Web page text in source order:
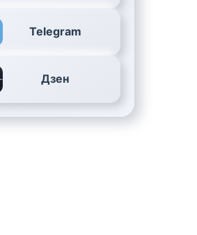
Telegram
Дзен